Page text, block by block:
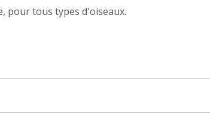
pour tous types d'oiseaux.